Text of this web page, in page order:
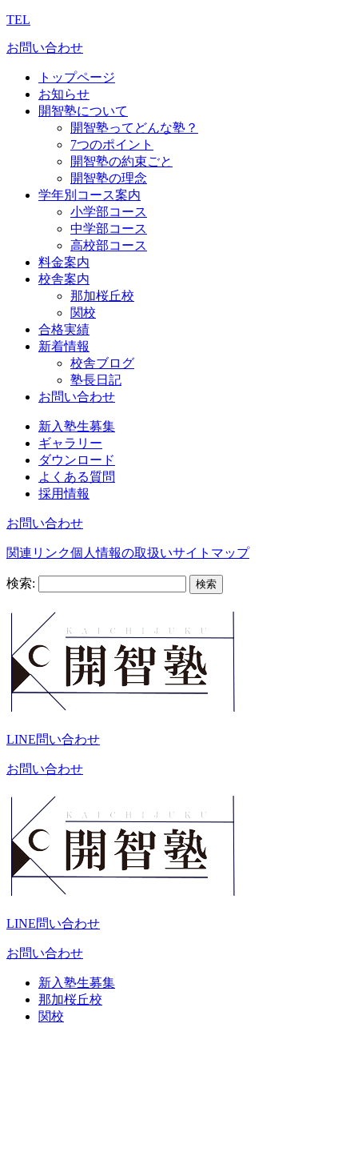
TEL
お問い合わせ
トップページ
お知らせ
開智塾について
開智塾ってどんな塾？
7つのポイント
開智塾の約束ごと
開智塾の理念
学年別コース案内
小学部コース
中学部コース
高校部コース
料金案内
校舎案内
那加桜丘校
関校
合格実績
新着情報
校舎ブログ
塾長日記
お問い合わせ
新入塾生募集
ギャラリー
ダウンロード
よくある質問
採用情報
お問い合わせ
関連リンク個人情報の取扱いサイトマップ
検索:
LINE問い合わせ
お問い合わせ
LINE問い合わせ
お問い合わせ
新入塾生募集
那加桜丘校
関校